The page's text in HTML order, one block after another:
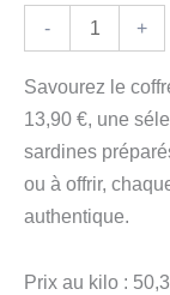
-
de
Tapas
"Les
Belles
de
Marseille"
+
Savourez le
13,90 €, une
sardines
ou à offrir,
authentique.
Prix au kilo :